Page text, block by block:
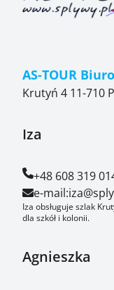
AS-TOUR
Krutyń 4 11-710
Iza
+48 608 319
e-mail:
Iza obsługuje szlak
dla szkół i kolonii.
Agnieszka